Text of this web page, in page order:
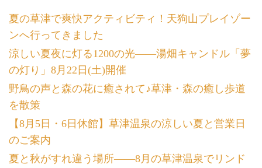
夏の草津で爽快アクティビティ！天狗山プレイゾー
ンへ行ってきました
涼しい夏夜に灯る1200の光――湯畑キャンドル「夢
の灯り」8月22日(土)開催
野鳥の声と森の花に癒されて♪草津・森の癒し歩道
を散策
【8月5日・6日休館】草津温泉の涼しい夏と営業日
のご案内
夏と秋がすれ違う場所――8月の草津温泉でリンド